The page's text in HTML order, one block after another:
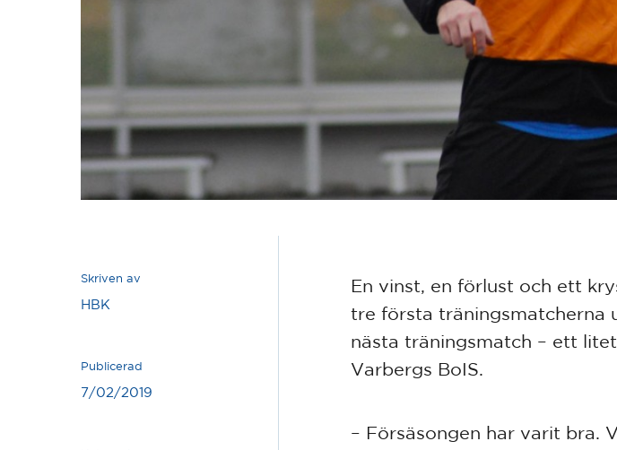
Skriven av
HBK
Publicerad
7/02/2019
En vinst, en förlust och ett
tre första träningsmatcherna
nästa träningsmatch – ett
Varbergs BoIS.
– Försäsongen har varit bra.